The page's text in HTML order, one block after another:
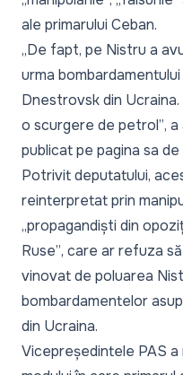
ale primarului Ceban.
„De fapt, pe Nistru a
urma
Dnestrovsk din
o scurgere de petrol”,
publicat pe pagina sa
Potrivit deputatului,
reinterpretat prin
„propagandiști din
Ruse”, care ar refuza
vinovat de poluarea
bombardamentelor
din Ucraina.
Vicepreședintele PAS